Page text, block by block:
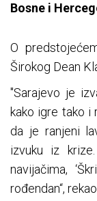
Bosne i
O
Širokog Dean
"Sarajevo je
kako igre tako i
da je ranjeni
izvuku iz
navijačima,
rođendan“,